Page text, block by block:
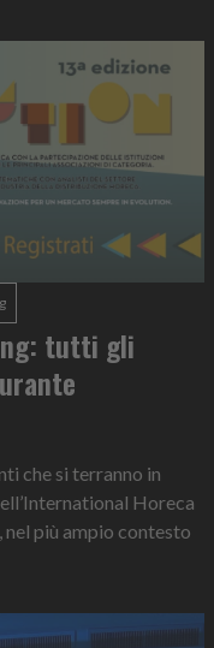
tutti gli
che si terranno in
Horeca
più ampio contesto